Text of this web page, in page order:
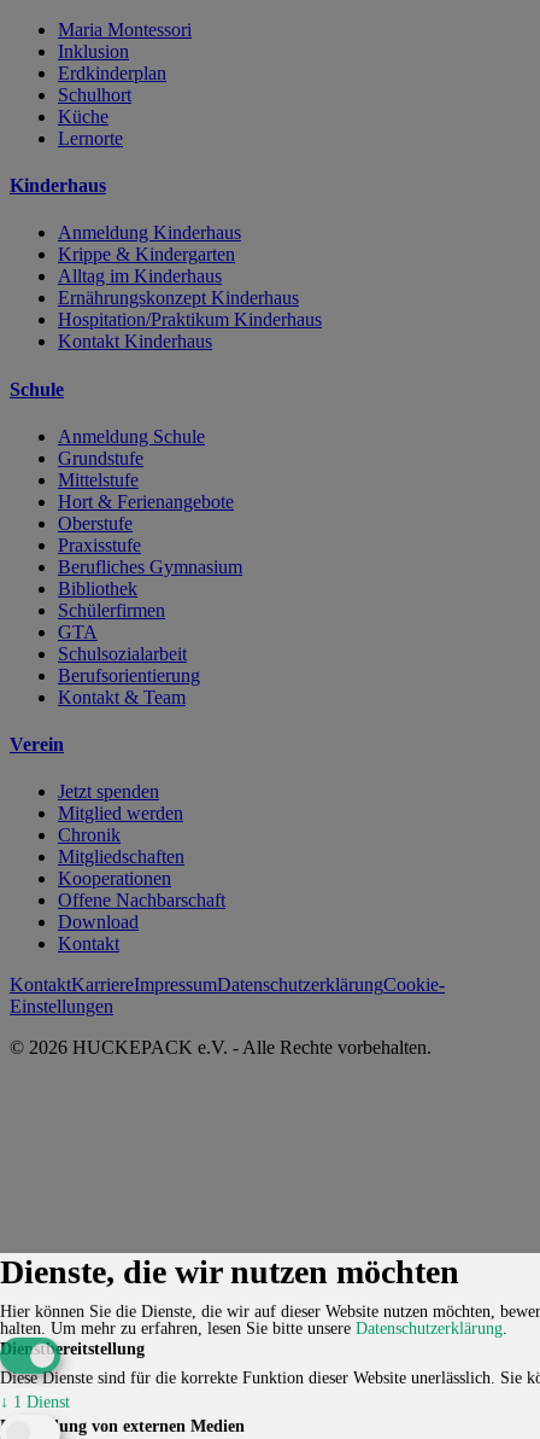
Maria Montessori
Inklusion
Erdkinderplan
Schulhort
Küche
Lernorte
Kinderhaus
Anmeldung Kinderhaus
Krippe & Kindergarten
Alltag im Kinderhaus
Ernährungskonzept Kinderhaus
Hospitation/Praktikum Kinderhaus
Kontakt Kinderhaus
Schule
Anmeldung Schule
Grundstufe
Mittelstufe
Hort & Ferienangebote
Oberstufe
Praxisstufe
Berufliches Gymnasium
Bibliothek
Schülerfirmen
GTA
Schulsozialarbeit
Berufsorientierung
Kontakt & Team
Verein
Jetzt spenden
Mitglied werden
Chronik
Mitgliedschaften
Kooperationen
Offene Nachbarschaft
Download
Kontakt
KontaktKarriereImpressumDatenschutzerklärungCookie-
Einstellungen
© 2026 HUCKEPACK e.V. - Alle Rechte vorbehalten.
Dienste, die wir nutzen möchten
Hier können Sie die Dienste, die wir auf dieser Website nutzen möchten,
halten. Um mehr zu erfahren, lesen Sie bitte unsere Datenschutzerklärung
Dienstbereitstellung
Diese Dienste sind für die korrekte Funktion dieser Website unerlässlich.
↓ 1 Dienst
Einbindung von externen Medien